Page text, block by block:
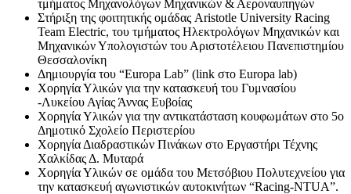
τμήματος Μηχανολόγων Μηχανικών & Αεροναυπηγών
Στήριξη της φοιτητικής ομάδας Aristotle University Racing
Team Electric, του τμήματος Ηλεκτρολόγων Μηχανικών και
Μηχανικών Υπολογιστών του Αριστοτέλειου Πανεπιστημίου
Θεσσαλονίκη
Δημιουργία του “Europa Lab” (link στο Europa lab)
Χορηγία Υλικών για την κατασκευή του Γυμνασίου
-Λυκείου Αγίας Άννας Ευβοίας
Χορηγία Υλικών για την αντικατάσταση κουφωμάτων στο 5ο
Δημοτικό Σχολείο Περιστερίου
Χορηγία Διαδραστικών Πινάκων στο Εργαστήρι Τέχνης
Χαλκίδας Δ. Μυταρά
Χορηγία Υλικών σε ομάδα του Μετσόβιου Πολυτεχνείου για
την κατασκευή αγωνιστικών αυτοκινήτων “Racing-NTUA”.